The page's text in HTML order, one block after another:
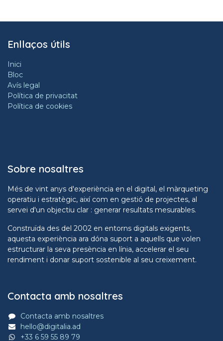
Enllaços útils
Inici
Bloc
Avís legal
Política de privacitat
Política de cookies
Sobre nosaltres
Més de vint anys d'experiència en el digital, el màrqueting
operatiu i estratègic, així com en gestió de projectes, al
servei d'un objectiu clar : generar resultats mesurables.
Construïda des del 2002 en entorns digitals exigents,
aquesta experiència ara dóna suport a aquells que volen
estructurar la seva presència en línia, accelerar el seu
rendiment i donar suport sostenible al seu creixement.
Contacta amb nosaltres
Contacta amb nosaltres
hello@digitalia.ad
+33 6 59 55 89 79